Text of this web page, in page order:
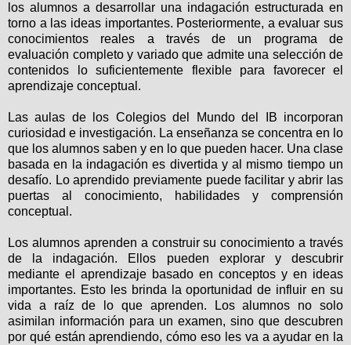
los alumnos a desarrollar una indagación estructurada en
torno a las ideas importantes. Posteriormente, a evaluar sus
conocimientos reales a través de un programa de
evaluación completo y variado que admite una selección de
contenidos lo suficientemente flexible para favorecer el
aprendizaje conceptual.
Las aulas de los Colegios del Mundo del IB incorporan
curiosidad e investigación. La enseñanza se concentra en lo
que los alumnos saben y en lo que pueden hacer. Una clase
basada en la indagación es divertida y al mismo tiempo un
desafío. Lo aprendido previamente puede facilitar y abrir las
puertas al conocimiento, habilidades y comprensión
conceptual.
Los alumnos aprenden a construir su conocimiento a través
de la indagación. Ellos pueden explorar y descubrir
mediante el aprendizaje basado en conceptos y en ideas
importantes. Esto les brinda la oportunidad de influir en su
vida a raíz de lo que aprenden. Los alumnos no solo
asimilan información para un examen, sino que descubren
por qué están aprendiendo, cómo eso les va a ayudar en la